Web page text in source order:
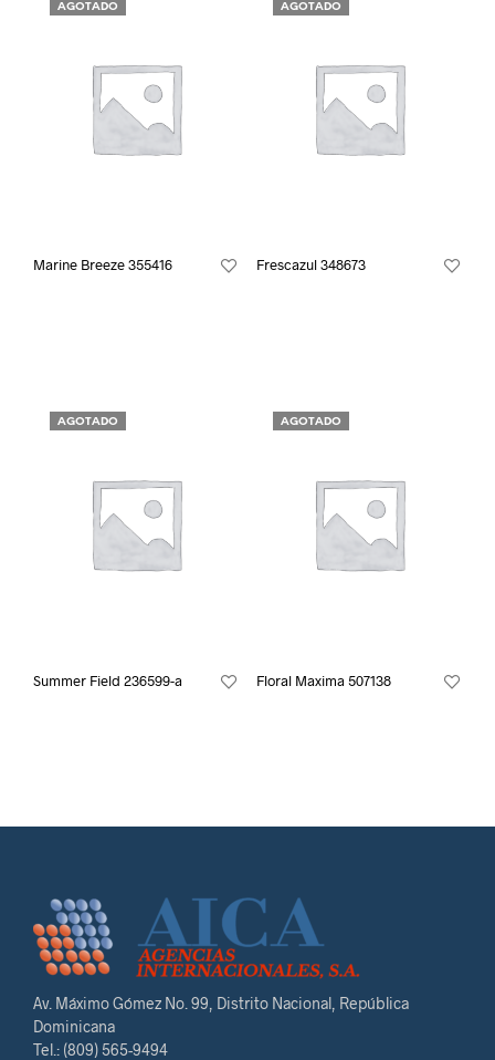
AGOTADO
Marine Breeze 355416
AGOTADO
Frescazul 348673
AGOTADO
Summer Field 236599-a
AGOTADO
Floral Maxima 507138
Av. Máximo Gómez No. 99, Distrito Nacional, República
Dominicana
Tel.: (809) 565-9494